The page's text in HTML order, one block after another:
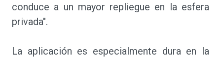
conduce a un mayor repliegue en la esfera
privada".
La aplicación es especialmente dura en la